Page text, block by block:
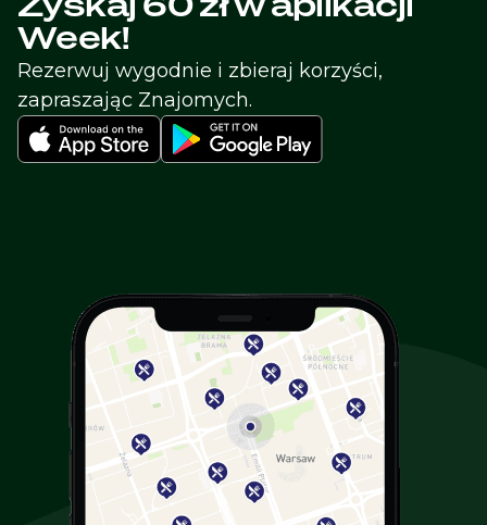
Zyskaj 60 zł w aplikacji
Week!
Rezerwuj wygodnie i zbieraj korzyści,
zapraszając Znajomych.